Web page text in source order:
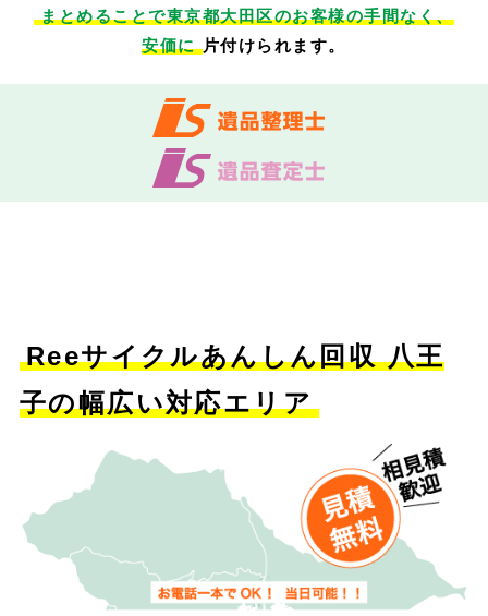
まとめることで東京都大田区のお客様の手間なく、
安価に 片付けられます。
Reeサイクルあんしん回収 八王
子の幅広い対応エリア